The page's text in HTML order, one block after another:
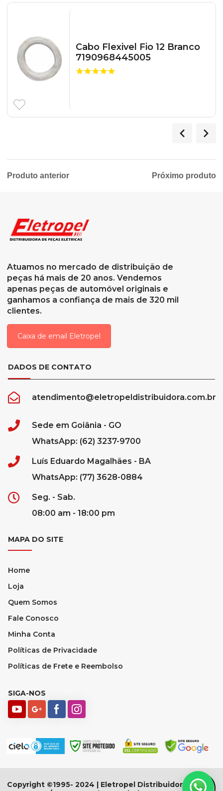
Cabo Flexivel Fio 12 Branco
7190968445005
Produto anterior Próximo produto
Atuamos no mercado de distribuição de
peças há mais de 20 anos. Vendemos
apenas peças de automóvel originais e
ganhamos a confiança de mais de 320 mil
clientes.
Caixa de email Eletropel
DADOS DE CONTATO
atendimento@eletropeldistribuidora.com.br
Sede em Goiânia - GO
WhatsApp: (62) 3237-9700
Luís Eduardo Magalhães - BA
WhatsApp: (77) 3628-0884
Seg. - Sab.
08:00 am - 18:00 pm
MAPA DO SITE
Home
Loja
Quem Somos
Fale Conosco
Minha Conta
Políticas de Privacidade
Políticas de Frete e Reembolso
SIGA-NOS
Copyright ©1995- 2024 | Eletropel Distribuidora - CNPJ: